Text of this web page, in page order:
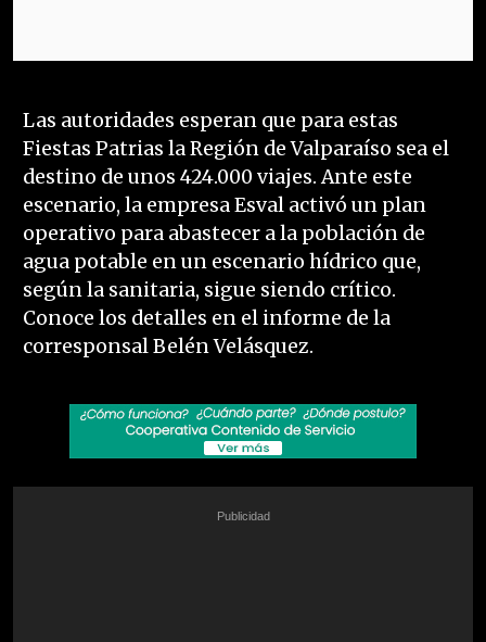
Las autoridades esperan que para estas
Fiestas Patrias la Región de Valparaíso sea el
destino de unos 424.000 viajes. Ante este
escenario, la empresa Esval activó un plan
operativo para abastecer a la población de
agua potable en un escenario hídrico que,
según la sanitaria, sigue siendo crítico.
Conoce los detalles en el informe de la
corresponsal Belén Velásquez.